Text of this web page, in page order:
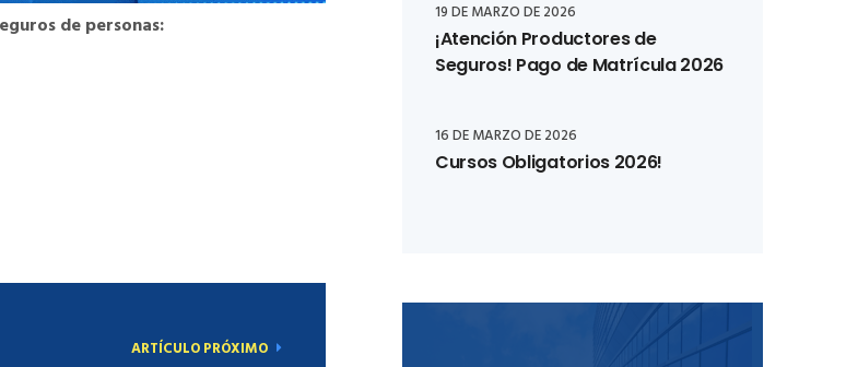
de personas:
ARTÍCULO PRÓXIMO
19 DE MARZO DE 2026
¡Atención Productores de
Seguros! Pago de Matrícula 2026
16 DE MARZO DE 2026
Cursos Obligatorios 2026!